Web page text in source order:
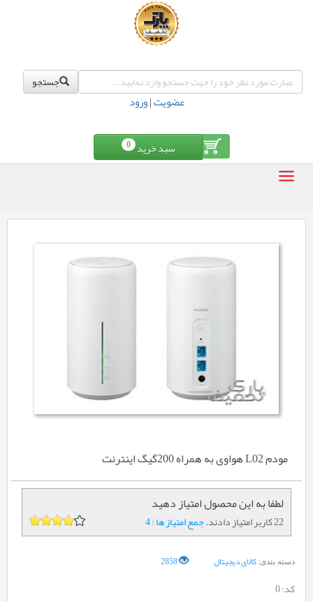
جستجو
عضویت|ورود
سبد خرید 0
مودم L02 هواوی به همراه 200گیگ اینترنت
لطفا به این محصول امتیاز دهید
22 کاربر امتیاز دادند. جمع امتیاز ها : 4
دسته بندی: کالای دیجیتال 2858
کد:0